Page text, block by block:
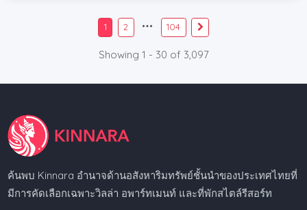
1 2 104
Showing 1 - 30 of 3,097
ค้นพบ Kinnara อำนาจด้านอสังหาริมทรัพย์ชั้นนำของประเทศไทยที่
มีการคัดเลือกเฉพาะวิลล่า อพาร์ทเมนท์ และที่พักสไตล์รีสอร์ท